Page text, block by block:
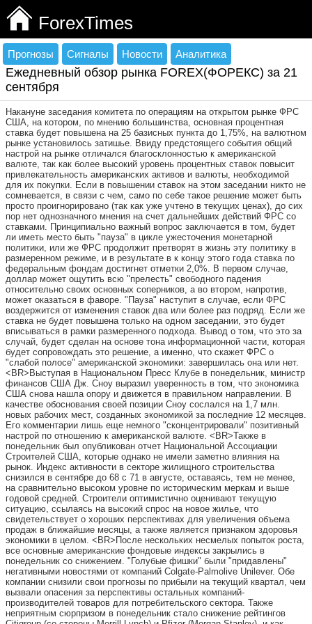
ForexTimes
Прогнозы Сигналы Новости Аналитика
Ежедневный обзор рынка FOREX(ФОРЕКС) за 21
сентября
Накануне заседания комитета по операциям на открытом рынке ФРС
США, на котором, по мнению большинства, основная процентная
ставка будет повышена на 25 базисных пункта до 1,75%, на валютном
рынке установилось затишье. Ввиду предстоящего события общий
настрой на рынке отличался благосклонностью к американской
валюте, так как более высокий уровень процентных ставок повысит
привлекательность американских активов и валюты, необходимой
для их покупки. Если в повышении ставок на этом заседании никто не
сомневается, в связи с чем, само по себе такое решение может быть
просто проигнорировано (так как уже учтено в текущих ценах), до сих
пор нет однозначного мнения на счет дальнейших действий ФРС со
ставками. Принципиально важный вопрос заключается в том, будет
ли иметь место быть "пауза" в цикле ужесточения монетарной
политики, или же ФРС продолжит претворят в жизнь эту политику в
размеренном режиме, и в результате в к концу этого года ставка по
федеральным фондам достигнет отметки 2,0%. В первом случае,
доллар может ощутить всю "прелесть" свободного падения
относительно своих основных соперников, а во втором, напротив,
может оказаться в фаворе. "Пауза" наступит в случае, если ФРС
воздержится от изменения ставок два или более раз подряд. Если же
ставка не будет повышена только на одном заседании, это будет
вписываться в рамки размеренного подхода. Вывод о том, что это за
случай, будет сделан на основе тона информационной части, которая
будет сопровождать это решение, а именно, что скажет ФРС о
"слабой полосе" американской экономики: завершилась она или нет.
<BR>Выступая в Национальном Пресс Клубе в понедельник, министр
финансов США Дж. Сноу выразил уверенность в том, что экономика
США снова нашла опору и движется в правильном направлении. В
качестве обоснования своей позиции Сноу сослался на 1,7 млн.
новых рабочих мест, созданных экономикой за последние 12 месяцев.
Его комментарии лишь еще немного "сконцентрировали" позитивный
настрой по отношению к американской валюте. <BR>Также в
понедельник был опубликован отчет Национальной Ассоциации
Строителей США, которые однако не имели заметно влияния на
рынок. Индекс активности в секторе жилищного строительства
снизился в сентябре до 68 с 71 в августе, оставаясь, тем не менее,
на сравнительно высоком уровне по историческим меркам и выше
годовой средней. Строители оптимистично оценивают текущую
ситуацию, ссылаясь на высокий спрос на новое жилье, что
свидетельствует о хороших перспективах для увеличения объема
продаж в ближайшие месяцы, а также является признаком здоровья
экономики в целом. <BR>После нескольких несмелых попыток роста,
все основные американские фондовые индексы закрылись в
понедельник со снижением. "Голубые фишки" были "придавлены"
негативными новостями от компаний Colgate-Palmolive Unilever. Обе
компании снизили свои прогнозы по прибыли на текущий квартал, чем
вызвали опасения за перспективы остальных компаний-
производителей товаров для потребительского сектора. Также
неприятным сюрпризом в понедельник стало снижение рейтингов